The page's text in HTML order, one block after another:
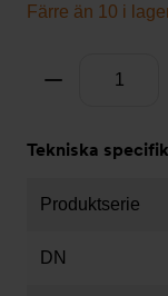
Färre än 10 i
Ta bort
Tekniska
Produktserie
DN